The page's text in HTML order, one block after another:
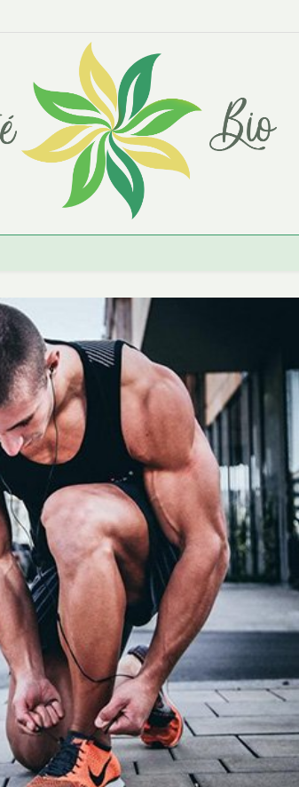
Oscar 12 octobre 2020
Les compléments alimentaires au
service du bien-être général